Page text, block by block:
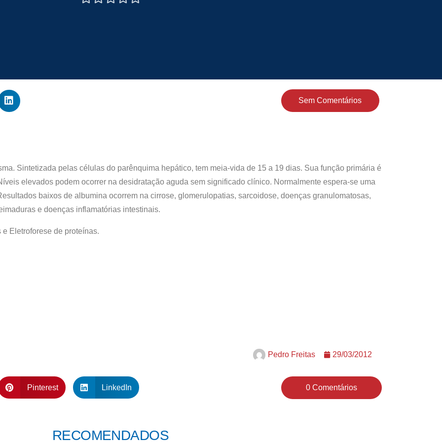
Sem Comentários
Sintetizada pelas células do parênquima hepático, tem meia-vida de 15 a 19 dias. Sua função primária é
elevados podem ocorrer na desidratação aguda sem significado clínico. Normalmente espera-se uma
baixos de albumina ocorrem na cirrose, glomerulopatias, sarcoidose, doenças granulomatosas,
e doenças inflamatórias intestinais.
Eletroforese de proteínas.
Pedro Freitas 29/03/2012
Pinterest LinkedIn 0 Comentários
RECOMENDADOS